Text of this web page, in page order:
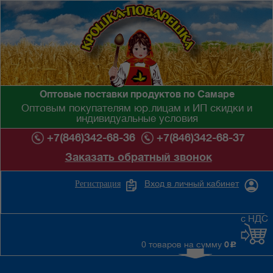
Оптовые поставки продуктов по Самаре
Оптовым покупателям юр.лицам и ИП скидки и
индивидуальные условия
+7(846)342-68-36
+7(846)342-68-37
Заказать обратный звонок
Вход в личный кабинет
Регистрация
0 товаров на сумму 0 c
с НДС